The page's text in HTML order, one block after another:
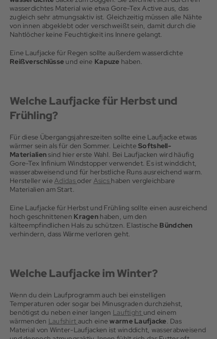
wasserdichtes Material wie etwa Gore-Tex Active aus, das
zugleich sehr atmungsaktiv ist. Gleichzeitig müssen alle Nähte
von innen abgeklebt oder verschweißt sein, damit durch die
Nahtlöcher keine Feuchtigkeit ins Innere gelangt.
Eine Laufjacke für Regen sollte außerdem wasserdichte
Reißverschlüsse und eine Kapuze haben.
Welche Laufjacke für Herbst und
Frühling?
Für diese Übergangsjahreszeiten sollte eine Laufjacke etwas
wärmer sein als für den Sommer. LeichteSoftshell-
Materialiensind hier erste Wahl. Bei Laufjacken wird häufig
Gore-Tex Infinium Windstopper verwendet. Es ist winddicht,
wasserabweisend und für herbstliche Runs ausreichend warm.
Hersteller wie Adidasoder Asics haben vergleichbare
Materialien am Start.
Eine Laufjacke für Herbst und Frühling sollte einen ausreichend
hoch geschnittenen Kragen haben, um den
kälteempfindlichen Hals zu schützen. Elastische Bündchen
verhindern, dass Wärme verloren geht.
Welche Laufjacke im Winter?
Wenn du dein Laufprogramm auch bei einstelligen
Temperaturen oder sogar bei Minusgraden durchziehst,
benötigst du neben einer langen Lauftight und einem
wärmenden Laufshirt auch einewarme Laufjacke . Das
Material von Winter-Laufjacken ist winddicht, wasserabweisend